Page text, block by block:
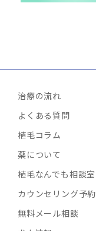
治療の流れ
よくある質問
植毛コラム
薬について
植毛なんでも相談室
カウンセリング予約
無料メール相談